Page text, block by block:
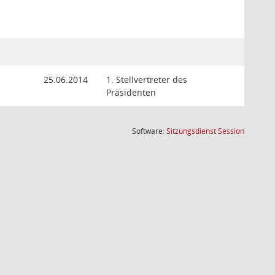
25.06.2014
1. Stellvertreter des
Präsidenten
Software:SitzungsdienstSession(Wird in